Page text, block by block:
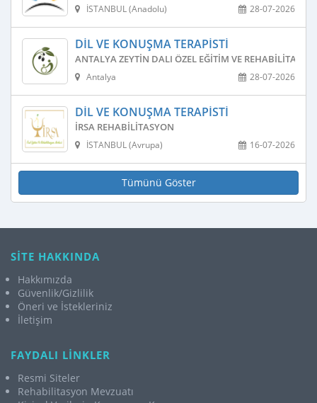
28-07-2026
İSTANBUL (Anadolu)
DIL VE KONUŞMA TERAPISTI
ANTALYA ZEYTIN DALI ÖZEL EĞITIM VE
28-07-2026
Antalya
DIL VE KONUŞMA TERAPISTI
İRSA REHABILITASYON
16-07-2026
İSTANBUL (Avrupa)
Tümünü Göster
SİTE HAKKINDA
Hakkımızda
Güvenlik/Gizlilik
Öneri ve İstekleriniz
İletişim
FAYDALI LİNKLER
Resmi Siteler
Rehabilitasyon Mevzuatı